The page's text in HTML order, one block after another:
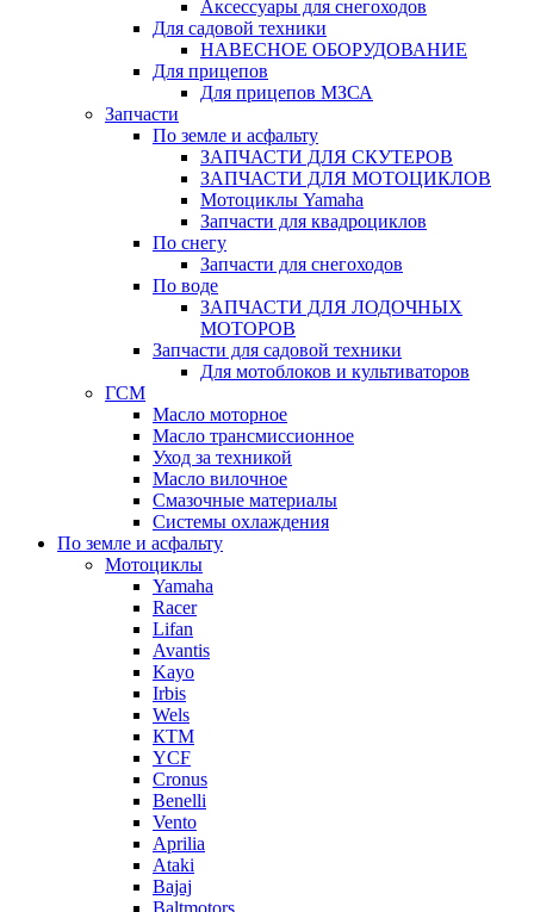
Аксессуары для снегоходов
Для садовой техники
НАВЕСНОЕ ОБОРУДОВАНИЕ
Для прицепов
Для прицепов МЗСА
Запчасти
По земле и асфальту
ЗАПЧАСТИ ДЛЯ СКУТЕРОВ
ЗАПЧАСТИ ДЛЯ МОТОЦИКЛОВ
Мотоциклы Yamaha
Запчасти для квадроциклов
По снегу
Запчасти для снегоходов
По воде
ЗАПЧАСТИ ДЛЯ ЛОДОЧНЫХ
МОТОРОВ
Запчасти для садовой техники
Для мотоблоков и культиваторов
ГСМ
Масло моторное
Масло трансмиссионное
Уход за техникой
Масло вилочное
Смазочные материалы
Системы охлаждения
По земле и асфальту
Мотоциклы
Yamaha
Racer
Lifan
Avantis
Kayo
Irbis
Wels
КТМ
YCF
Cronus
Benelli
Vento
Aprilia
Ataki
Bajaj
Baltmotors